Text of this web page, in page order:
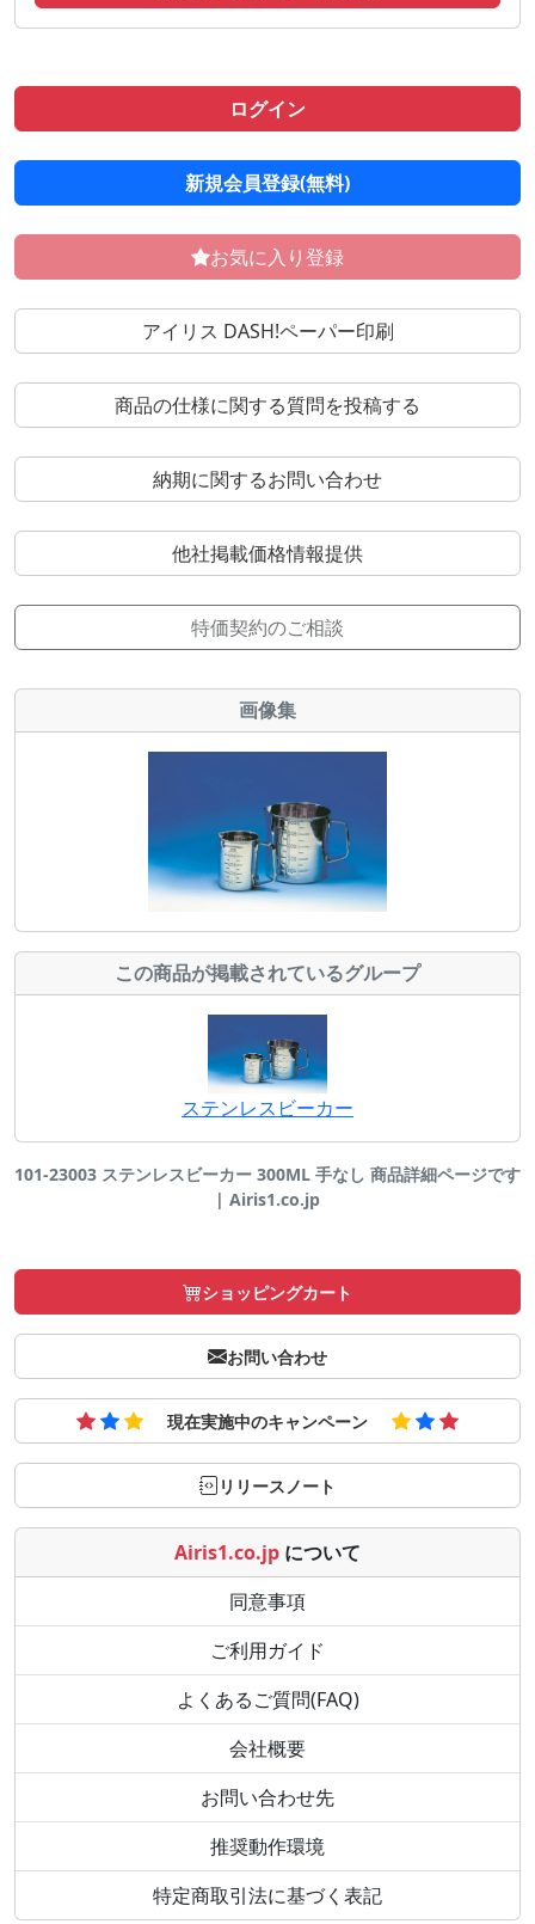
ログイン
新規会員登録(無料)
お気に入り登録
アイリス DASH!ペーパー印刷
商品の仕様に関する質問を投稿する
納期に関するお問い合わせ
他社掲載価格情報提供
特価契約のご相談
画像集
この商品が掲載されているグループ
ステンレスビーカー
101-23003 ステンレスビーカー 300ML 手なし 商品詳細ページです
| Airis1.co.jp
ショッピングカート
お問い合わせ
現在実施中のキャンペーン
リリースノート
Airis1.co.jp について
同意事項
ご利用ガイド
よくあるご質問(FAQ)
会社概要
お問い合わせ先
推奨動作環境
特定商取引法に基づく表記